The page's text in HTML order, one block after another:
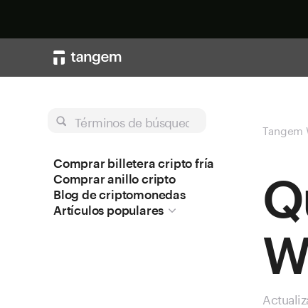
Términos de búsqueda
Comprar billetera cripto fría
Comprar anillo cripto
Blog de criptomonedas
Artículos populares
Tangem